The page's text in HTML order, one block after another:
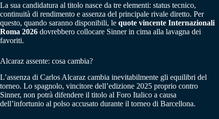
La sua candidatura al titolo nasce da tre elementi: status tecnico,
continuità di rendimento e assenza del principale rivale diretto. Per
questo, quando saranno disponibili, le quote vincente Internazionali
Roma 2026 dovrebbero collocare Sinner in cima alla lavagna dei
favoriti.
Alcaraz assente: cosa cambia?
L’assenza di Carlos Alcaraz cambia inevitabilmente gli equilibri del
torneo. Lo spagnolo, vincitore dell’edizione 2025 proprio contro
Sinner, non potrà difendere il titolo al Foro Italico a causa
dell’infortunio al polso accusato durante il torneo di Barcellona.